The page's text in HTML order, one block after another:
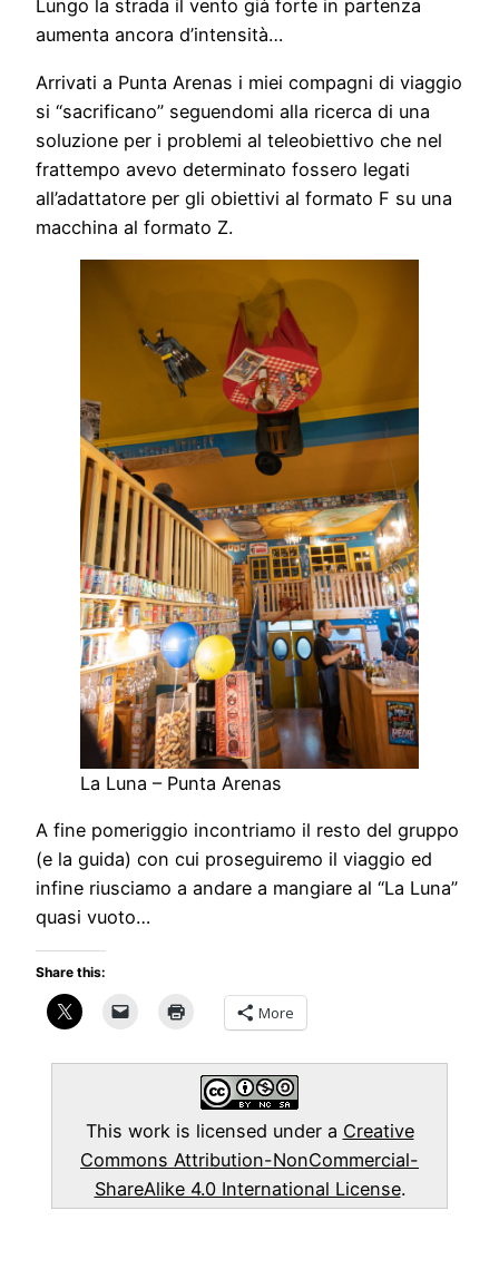
Lungo la strada il vento già forte in partenza
aumenta ancora d’intensità…
Arrivati a Punta Arenas i miei compagni di viaggio
si “sacrificano” seguendomi alla ricerca di una
soluzione per i problemi al teleobiettivo che nel
frattempo avevo determinato fossero legati
all’adattatore per gli obiettivi al formato F su una
macchina al formato Z.
La Luna – Punta Arenas
A fine pomeriggio incontriamo il resto del gruppo
(e la guida) con cui proseguiremo il viaggio ed
infine riusciamo a andare a mangiare al “La Luna”
quasi vuoto…
Share this:
More
This work is licensed under a Creative
Commons Attribution-NonCommercial-
ShareAlike 4.0 International License.